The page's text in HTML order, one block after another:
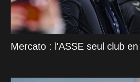
Mercato : l'ASSE seul club